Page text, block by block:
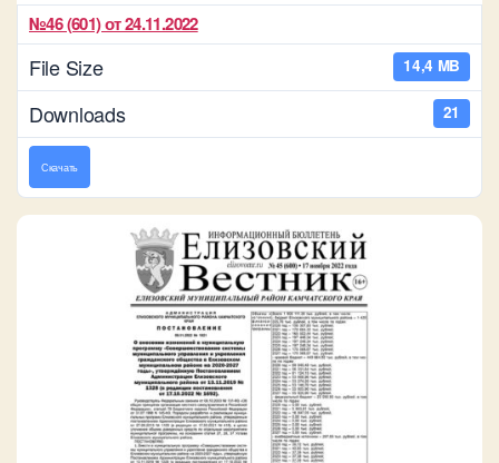
№46 (601) от 24.11.2022
File Size 14,4 MB
Downloads 21
Скачать